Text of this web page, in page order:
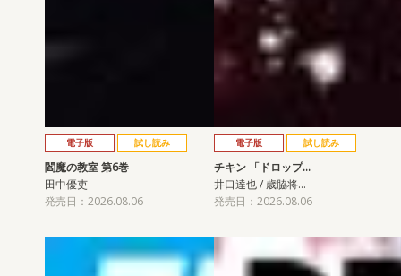
電子版 試し読み
閻魔の教室 第6巻
田中優吏
発売日：2026.08.06
電子版 試し読み
チキン 「ドロップ…
井口達也 / 歳脇将…
発売日：2026.08.06